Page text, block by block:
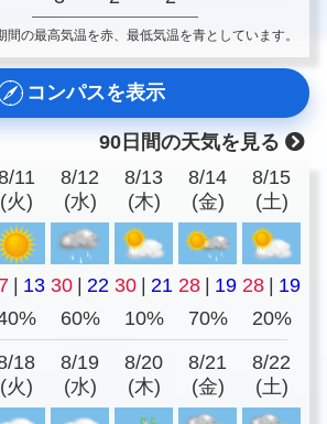
の最高気温を赤、最低気温を青としています。
コンパスを表示
90日間の天気を見る
11
(火)
8/12
(水)
8/13
(木)
8/14
(金)
8/15
(土)
| 13 30 | 22 30 | 21 28 | 19 28 | 19
60% 10% 70% 20%
18
(火)
8/19
(水)
8/20
(木)
8/21
(金)
8/22
(土)